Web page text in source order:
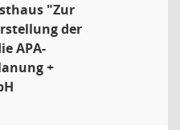
"Zur
der
APA-
+